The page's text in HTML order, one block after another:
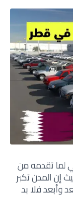
لما تقدمه من
إن المدن تكبر
وأبعد فلا بد